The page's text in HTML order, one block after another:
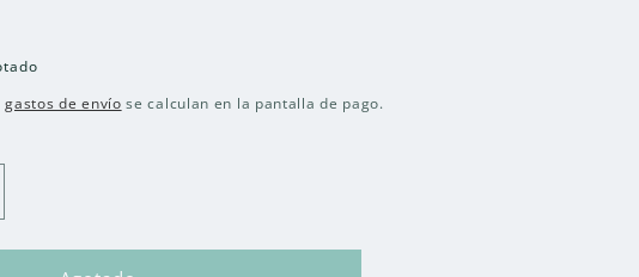
gastos de envío se calculan en la pantalla de pago.